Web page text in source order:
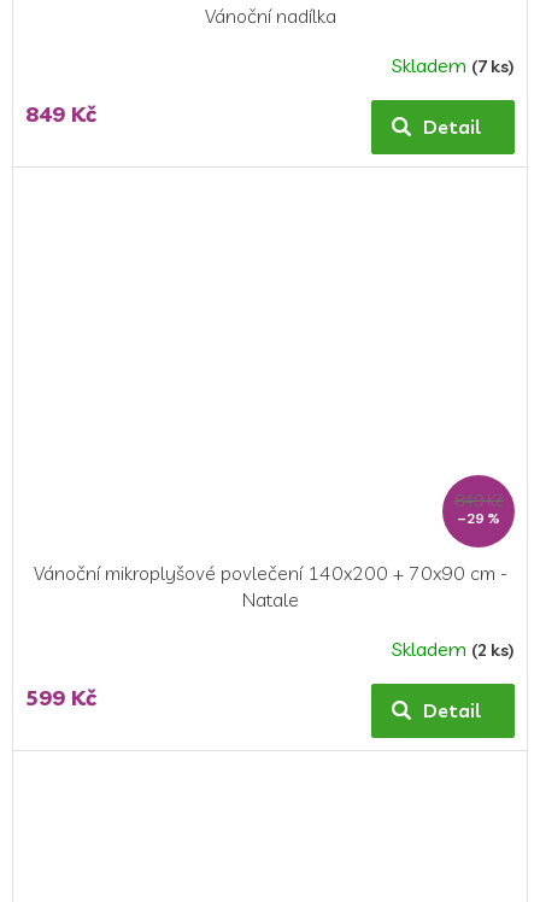
Vánoční nadílka
Skladem (7 ks)
849 Kč Detail
849 Kč
–29 %
Vánoční mikroplyšové povlečení 140x200 + 70x90 cm -
Natale
produktu
Skladem (2 ks)
599 Kč Detail